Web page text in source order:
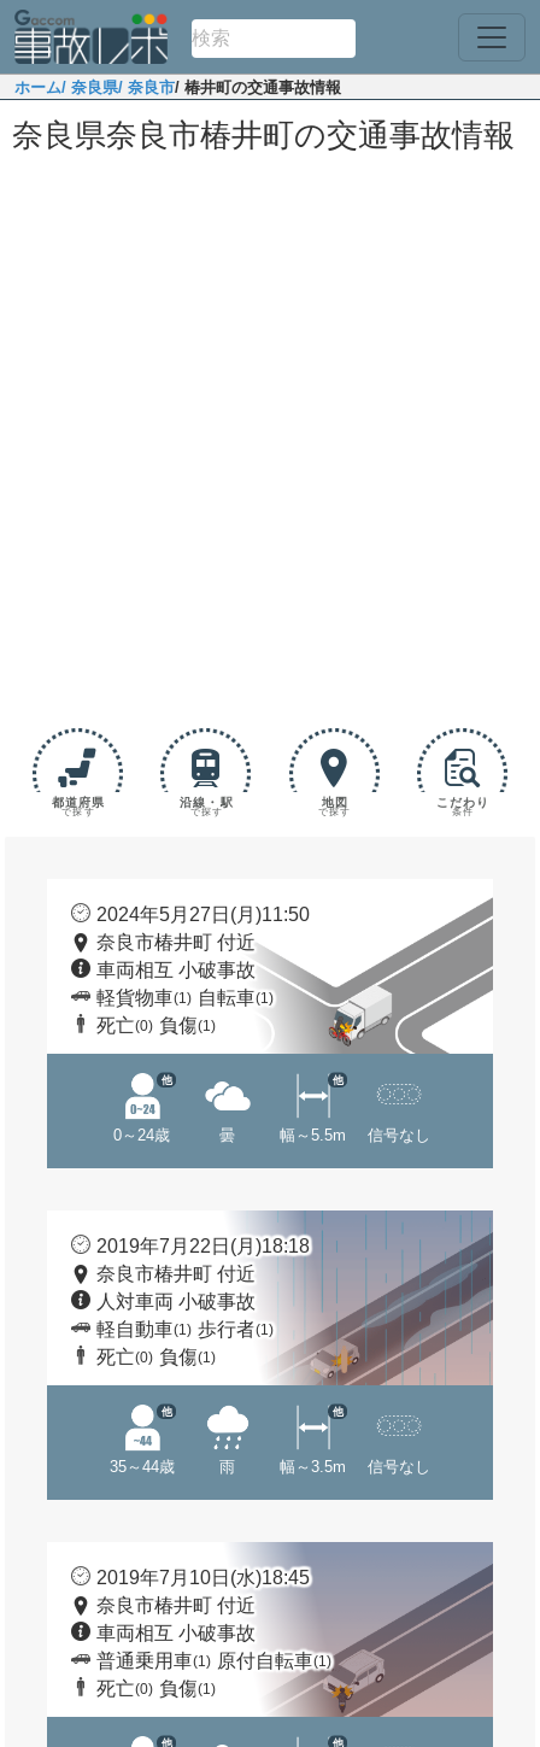
ホーム/ 奈良県/ 奈良市/ 椿井町の交通事故情報
奈良県奈良市椿井町の交通事故情報
都道府県
で探す
沿線・駅
で探す
地図
で探す
こだわり
条件
2024年5月27日(月)11:50
奈良市椿井町 付近
車両相互 小破事故
軽貨物車(1) 自転車(1)
死亡(0) 負傷(1)
0～24歳
他
曇 幅～5.5m
他
信号なし
2019年7月22日(月)18:18
奈良市椿井町 付近
人対車両 小破事故
軽自動車(1) 歩行者(1)
死亡(0) 負傷(1)
35～44歳
他
雨 幅～3.5m
他
信号なし
2019年7月10日(水)18:45
奈良市椿井町 付近
車両相互 小破事故
普通乗用車(1) 原付自転車(1)
死亡(0) 負傷(1)
他 他